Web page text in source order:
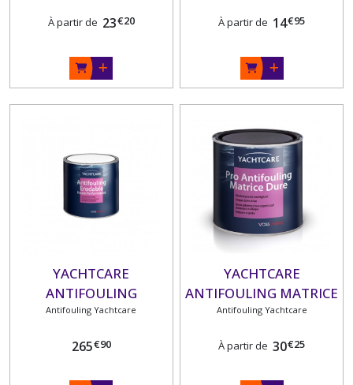
À partir de 23€20 À partir de 14€95
YACHTCARE
ANTIFOULING
ERODABLE HAUTE
Antifouling Yachtcare
265€90
YACHTCARE
ANTIFOULING MATRICE
DURE 0,75 L
Antifouling Yachtcare
À partir de 30€25